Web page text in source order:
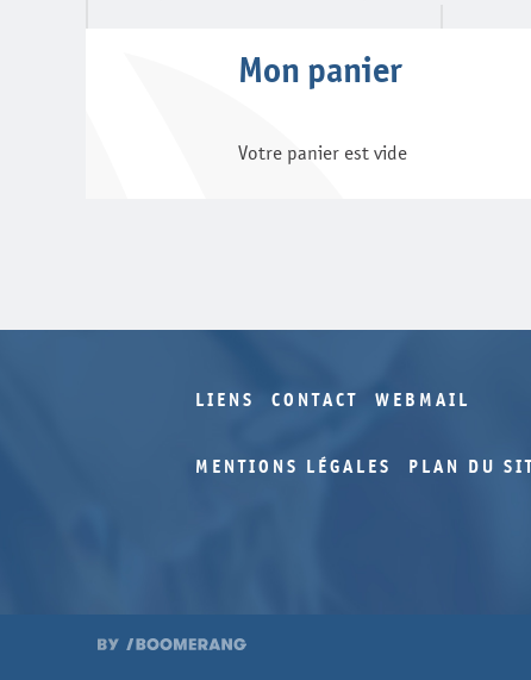
Mon panier
Votre panier est vide
LIENS CONTACT WEBMAIL
MENTIONS LÉGALES PLAN DU